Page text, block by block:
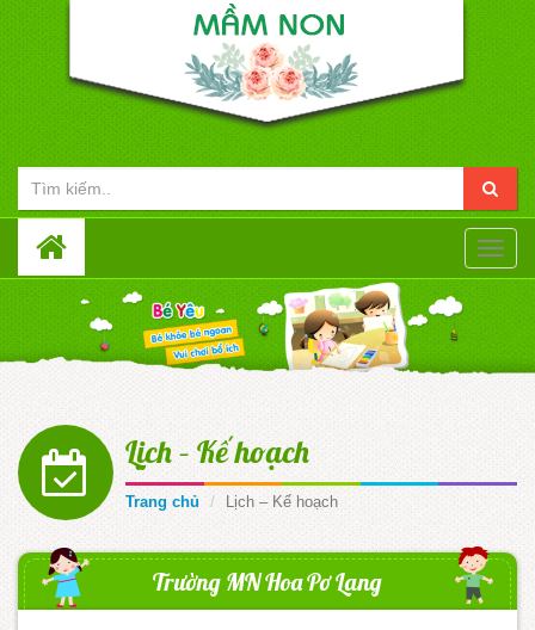
Toggle
Lịch – Kế hoạch
Trang chủ Lịch – Kế hoạch
Trường MN Hoa Pơ Lang